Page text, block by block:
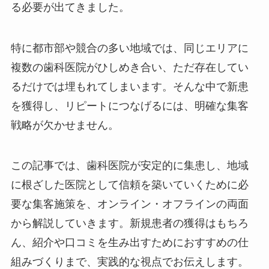
る必要が出てきました。
特に都市部や競合の多い地域では、同じエリアに
複数の歯科医院がひしめき合い、ただ存在してい
るだけでは埋もれてしまいます。そんな中で新患
を獲得し、リピートにつなげるには、明確な集客
戦略が欠かせません。
この記事では、歯科医院が安定的に集患し、地域
に根ざした医院として信頼を築いていくために必
要な集客施策を、オンライン・オフラインの両面
から解説していきます。新規患者の獲得はもちろ
ん、紹介や口コミを生み出すためにおすすめの仕
組みづくりまで、実践的な視点でお伝えします。